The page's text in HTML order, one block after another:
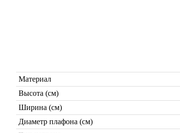
Материал
Высота (см)
Ширина (см)
Диаметр плафона (см)